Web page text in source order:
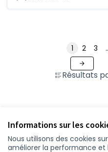
Informations sur les
Nous utilisons des cookies
améliorer la performance et
Résultats
1 2 3
Conditions d'utilisation